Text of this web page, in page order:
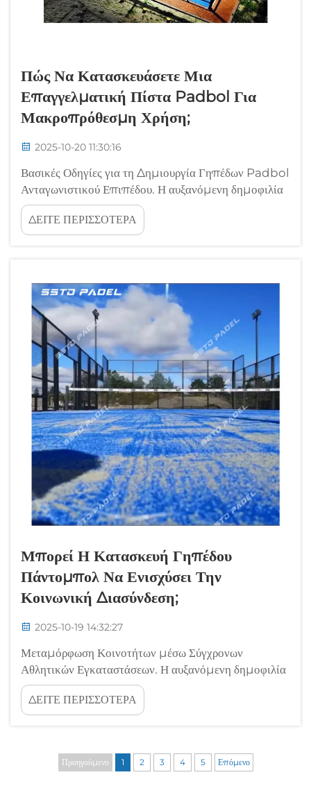
Πώς Να Κατασκευάσετε Μια
Επαγγελματική Πίστα Padbol Για
Μακροπρόθεσμη Χρήση;
2025-10-20 11:30:16
Βασικές Οδηγίες για τη Δημιουργία Γηπέδων Padbol
Ανταγωνιστικού Επιπέδου. Η αυξανόμενη δημοφιλία
του padbol έχει δημιουργήσει αυξανόμενη ζήτηση
για γήπεδα υψηλής ποιότητας, όπου οι ενθουσιώδεις
μπορούν να απολαύσουν αυτόν τον δυναμικό
ΔΕΙΤΕ ΠΕΡΙΣΣΟΤΕΡΑ
Μπορεί Η Κατασκευή Γηπέδου
Πάντομπολ Να Ενισχύσει Την
Κοινωνική Διασύνδεση;
2025-10-19 14:32:27
Μεταμόρφωση Κοινοτήτων μέσω Σύγχρονων
Αθλητικών Εγκαταστάσεων. Η αυξανόμενη δημοφιλία
του πάντελ έχει προκαλέσει μια επανάσταση στην
αθλητική υποδομή των κοινοτήτων παγκοσμίως. Η
εγκατάσταση ενός γηπέδου πάντελ αντιπροσωπεύει
ΔΕΙΤΕ ΠΕΡΙΣΣΟΤΕΡΑ
Προηγούμενο 1 2 3 4 5 Επόμενο